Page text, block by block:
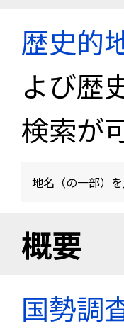
歴史的
よび歴
検索が
地名（の一部）を
概要
国勢調